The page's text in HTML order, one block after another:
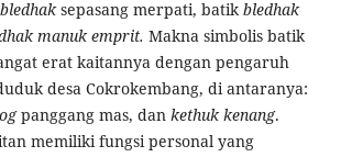
bledhaksepasang merpati, batikbledhak
manuk emprit. Makna simbolis batik
erat kaitannya dengan pengaruh
desa Cokrokembang, di antaranya:
panggang mas, dan kethuk kenang.
memiliki fungsi personal yang